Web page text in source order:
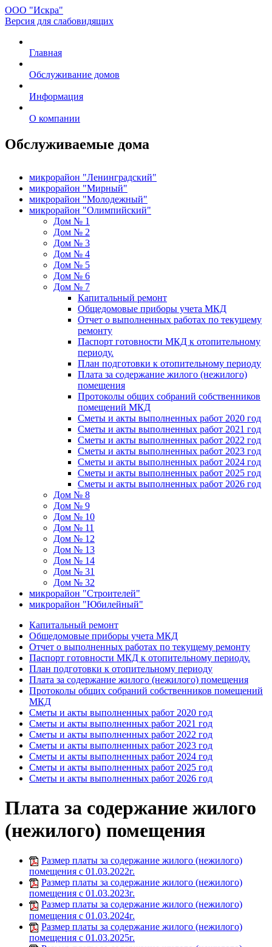
ООО "Искра"
Версия для слабовидящих
Главная
Обслуживание домов
Информация
О компании
Обслуживаемые дома
микрорайон "Ленинградский"
микрорайон "Мирный"
микрорайон "Молодежный"
микрорайон "Олимпийский"
Дом № 1
Дом № 2
Дом № 3
Дом № 4
Дом № 5
Дом № 6
Дом № 7
Капитальный ремонт
Общедомовые приборы учета МКД
Отчет о выполненных работах по текущему
ремонту
Паспорт готовности МКД к отопительному
периоду.
План подготовки к отопительному периоду
Плата за содержание жилого (нежилого)
помещения
Протоколы общих собраний собственников
помещений МКД
Сметы и акты выполненных работ 2020 год
Сметы и акты выполненных работ 2021 год
Сметы и акты выполненных работ 2022 год
Сметы и акты выполненных работ 2023 год
Сметы и акты выполненных работ 2024 год
Сметы и акты выполненных работ 2025 год
Сметы и акты выполненных работ 2026 год
Дом № 8
Дом № 9
Дом № 10
Дом № 11
Дом № 12
Дом № 13
Дом № 14
Дом № 31
Дом № 32
микрорайон "Строителей"
микрорайон "Юбилейный"
Капитальный ремонт
Общедомовые приборы учета МКД
Отчет о выполненных работах по текущему ремонту
Паспорт готовности МКД к отопительному периоду.
План подготовки к отопительному периоду
Плата за содержание жилого (нежилого) помещения
Протоколы общих собраний собственников помещений
МКД
Сметы и акты выполненных работ 2020 год
Сметы и акты выполненных работ 2021 год
Сметы и акты выполненных работ 2022 год
Сметы и акты выполненных работ 2023 год
Сметы и акты выполненных работ 2024 год
Сметы и акты выполненных работ 2025 год
Сметы и акты выполненных работ 2026 год
Плата за содержание жилого
(нежилого) помещения
Размер платы за содержание жилого (нежилого)
помещения с 01.03.2022г.
Размер платы за содержание жилого (нежилого)
помещения с 01.03.2023г.
Размер платы за содержание жилого (нежилого)
помещения с 01.03.2024г.
Размер платы за содержание жилого (нежилого)
помещения с 01.03.2025г.